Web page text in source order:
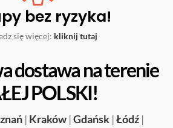
bez ryzyka!
się więcej: kliknij tutaj
dostawa na terenie
POLSKI!
| Kraków |Gdańsk |Łódź |